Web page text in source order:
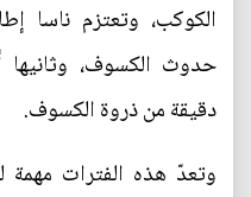
دقيقة من ذروة الكسوف.
وتعدّ هذه الفترات مهمة